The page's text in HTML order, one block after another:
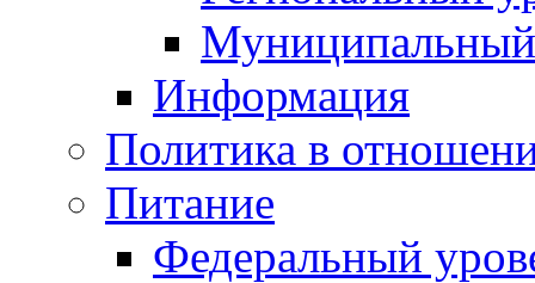
Информация
Политика в
Питание
Федеральный